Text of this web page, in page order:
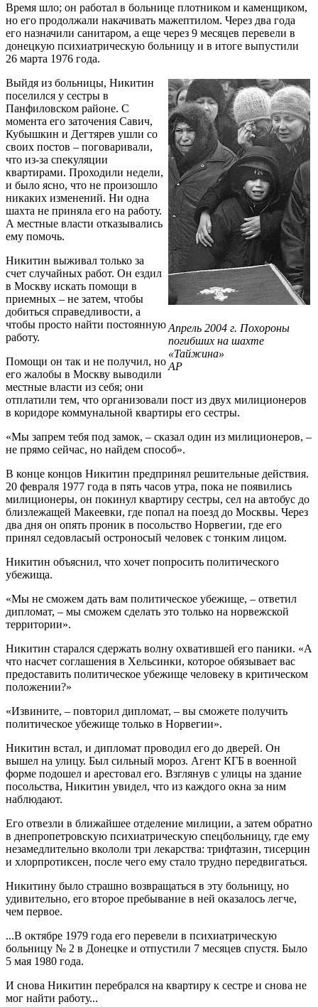
Время шло; он работал в больнице плотником и каменщиком,
но его продолжали накачивать мажептилом. Через два года
его назначили санитаром, а еще через 9 месяцев перевели в
донецкую психиатрическую больницу и в итоге выпустили
26 марта 1976 года.
Апрель 2004 г. Похороны
погибших на шахте
«Тайжина»
AP
Выйдя из больницы, Никитин
поселился у сестры в
Панфиловском районе. С
момента его заточения Савич,
Кубышкин и Дегтярев ушли со
своих постов – поговаривали,
что из-за спекуляции
квартирами. Проходили недели,
и было ясно, что не произошло
никаких изменений. Ни одна
шахта не приняла его на работу.
А местные власти отказывались
ему помочь.
Никитин выживал только за
счет случайных работ. Он ездил
в Москву искать помощи в
приемных – не затем, чтобы
добиться справедливости, а
чтобы просто найти постоянную
работу.
Помощи он так и не получил, но
его жалобы в Москву выводили
местные власти из себя; они
отплатили тем, что организовали пост из двух милиционеров
в коридоре коммунальной квартиры его сестры.
«Мы запрем тебя под замок, – сказал один из милиционеров, –
не прямо сейчас, но найдем способ».
В конце концов Никитин предпринял решительные действия.
20 февраля 1977 года в пять часов утра, пока не появились
милиционеры, он покинул квартиру сестры, сел на автобус до
близлежащей Макеевки, где попал на поезд до Москвы. Через
два дня он опять проник в посольство Норвегии, где его
принял седовласый остроносый человек с тонким лицом.
Никитин объяснил, что хочет попросить политического
убежища.
«Мы не сможем дать вам политическое убежище, – ответил
дипломат, – мы сможем сделать это только на норвежской
территории».
Никитин старался сдержать волну охватившей его паники. «А
что насчет соглашения в Хельсинки, которое обязывает вас
предоставить политическое убежище человеку в критическом
положении?»
«Извините, – повторил дипломат, – вы сможете получить
политическое убежище только в Норвегии».
Никитин встал, и дипломат проводил его до дверей. Он
вышел на улицу. Был сильный мороз. Агент КГБ в военной
форме подошел и арестовал его. Взглянув с улицы на здание
посольства, Никитин увидел, что из каждого окна за ним
наблюдают.
Его отвезли в ближайшее отделение милиции, а затем обратно
в днепропетровскую психиатрическую спецбольницу, где ему
незамедлительно вкололи три лекарства: трифтазин, тисерцин
и хлорпротиксен, после чего ему стало трудно передвигаться.
Никитину было страшно возвращаться в эту больницу, но
удивительно, его второе пребывание в ней оказалось легче,
чем первое.
...В октябре 1979 года его перевели в психиатрическую
больницу № 2 в Донецке и отпустили 7 месяцев спустя. Было
5 мая 1980 года.
И снова Никитин перебрался на квартиру к сестре и снова не
мог найти работу...